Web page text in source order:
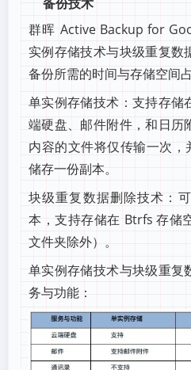
群晖 Active Backup for
实例存储技术与块级重复数
备份所需的时间与存储空间占
单实例存储技术：支持存储
端硬盘、邮件附件，和日历
内容的文件将仅传输一次，
储存一份副本。
块级重复数据删除技术：
本，支持存储在 Btrfs 存储
文件夹除外）。
单实例存储技术与块级重复
务与功能：